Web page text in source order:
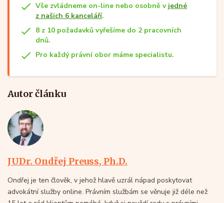
Vše zvládneme on-line nebo osobně v jedné
z našich 6 kanceláří.
8 z 10 požadavků vyřešíme do 2 pracovních
dnů.
Pro každý právní obor máme specialistu.
Autor článku
JUDr. Ondřej Preuss, Ph.D.
Ondřej je ten člověk, v jehož hlavě uzrál nápad poskytovat
advokátní služby online. Právním službám se věnuje již déle než